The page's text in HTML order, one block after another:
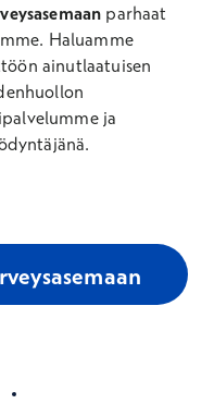
parhaat
Haluamme
ainutlaatuisen
ja